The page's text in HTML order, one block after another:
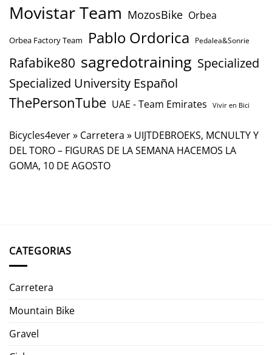
Movistar Team MozosBike Orbea
Orbea Factory Team Pablo Ordorica Pedalea&Sonrie
Rafabike80 sagredotraining Specialized
Specialized University Español
ThePersonTube UAE - Team Emirates Vivir en Bici
Bicycles4ever» Carretera » UIJTDEBROEKS, MCNULTY Y
DEL TORO – FIGURAS DE LA SEMANA HACEMOS LA
GOMA, 10 DE AGOSTO
CATEGORIAS
Carretera
Mountain Bike
Gravel